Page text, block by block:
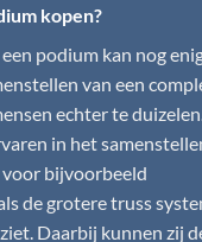
kopen?
podium kan nog
van een
echter te
in het
bijvoorbeeld
de grotere truss
Daarbij kunnen zij